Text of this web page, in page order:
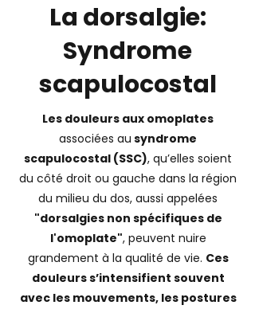
La dorsalgie:
Syndrome
scapulocostal
Les douleurs aux omoplates
associées au syndrome
scapulocostal (SSC), qu’elles soient
du côté droit ou gauche dans la région
du milieu du dos, aussi appelées
"dorsalgies non spécifiques de
l'omoplate", peuvent nuire
grandement à la qualité de vie. Ces
douleurs s’intensifient souvent
avec les mouvements, les postures